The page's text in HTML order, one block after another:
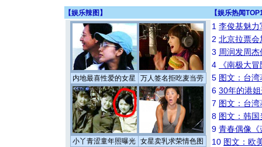
【娱乐辣图 】 【娱乐热闻
内地最喜性爱的女星 万人签名拒吃麦当劳
小丫青涩童年照曝光 女星卖乳求荣情色图
1 李俊基魅力
2 北京拉票
3 周润发周
4
《南极大
5 图文：台
6 30年的港
7 图文：台
8 图文：韩
9 青春偶像《
10 图文：欧